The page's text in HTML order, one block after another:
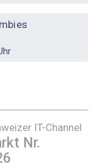
IT-Channel
Nr.